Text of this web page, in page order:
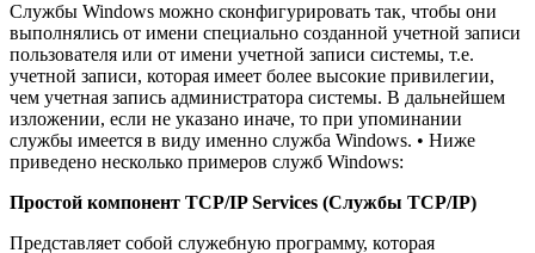
Службы Windows можно сконфигурировать так, чтобы они
выполнялись от имени специально созданной учетной записи
пользователя или от имени учетной записи системы, т.е.
учетной записи, которая имеет более высокие привилегии,
чем учетная запись администратора системы. В дальнейшем
изложении, если не указано иначе, то при упоминании
службы имеется в виду именно служба Windows. • Ниже
приведено несколько примеров служб Windows:
Простой компонент TCP/IP Services (Службы TCP/IP)
Представляет собой служебную программу, которая